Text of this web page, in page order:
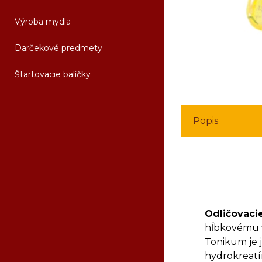
Výroba mydla
Darčekové predmety
Štartovacie balíčky
Popis
hĺbkovému
Tonikum je